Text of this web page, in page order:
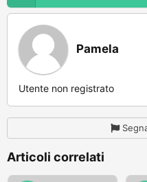
Pamela
Utente non registrato
Articoli correlati